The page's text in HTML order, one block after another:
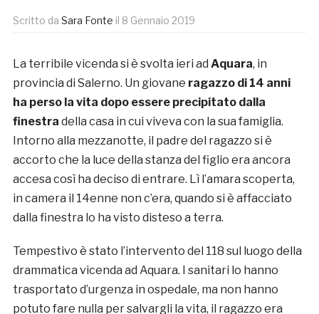
Scritto da Sara Fonte il 8 Gennaio 2019
La terribile vicenda si è svolta ieri ad Aquara, in
provincia di Salerno. Un giovane ragazzo di 14 anni
ha perso la vita dopo essere precipitato dalla
finestra della casa in cui viveva con la sua famiglia.
Intorno alla mezzanotte, il padre del ragazzo si è
accorto che la luce della stanza del figlio era ancora
accesa così ha deciso di entrare. Lì l’amara scoperta,
in camera il 14enne non c’era, quando si è affacciato
dalla finestra lo ha visto disteso a terra.
Tempestivo è stato l’intervento del 118 sul luogo della
drammatica vicenda ad Aquara. I sanitari lo hanno
trasportato d’urgenza in ospedale, ma non hanno
potuto fare nulla per salvargli la vita, il ragazzo era